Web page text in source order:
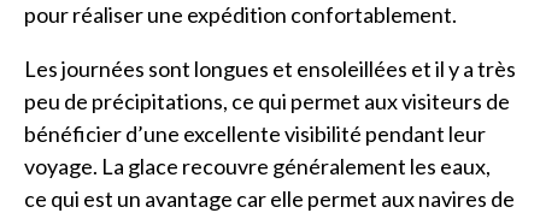
pour réaliser une expédition confortablement.
Les journées sont longues et ensoleillées et il y a très
peu de précipitations, ce qui permet aux visiteurs de
bénéficier d’une excellente visibilité pendant leur
voyage. La glace recouvre généralement les eaux,
ce qui est un avantage car elle permet aux navires de